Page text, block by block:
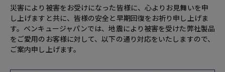
災害により被害をお受けになった皆様に、心よりお見舞いを申
し上げますと共に、皆様の安全と早期回復をお祈り申し上げま
す。ベンキュージャパンでは、地震により被害を受けた弊社製品
をご愛用のお客様に対して、以下の通り対応をいたしますので、
ご案内申し上げます。